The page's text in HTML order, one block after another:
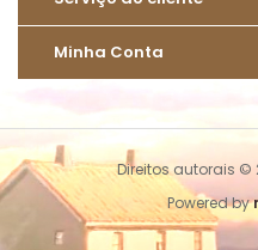
Minha Conta
Direitos autorais ©
Powered by